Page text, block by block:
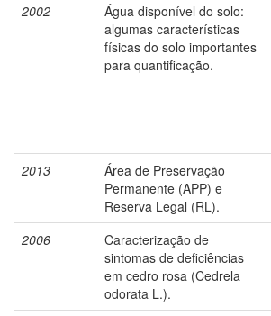
2002
Água disponível do solo:
algumas características
físicas do solo importantes
para quantificação.
2013
Área de Preservação
Permanente (APP) e
Reserva Legal (RL).
2006
Caracterização de
sintomas de deficiências
em cedro rosa (Cedrela
odorata L.).